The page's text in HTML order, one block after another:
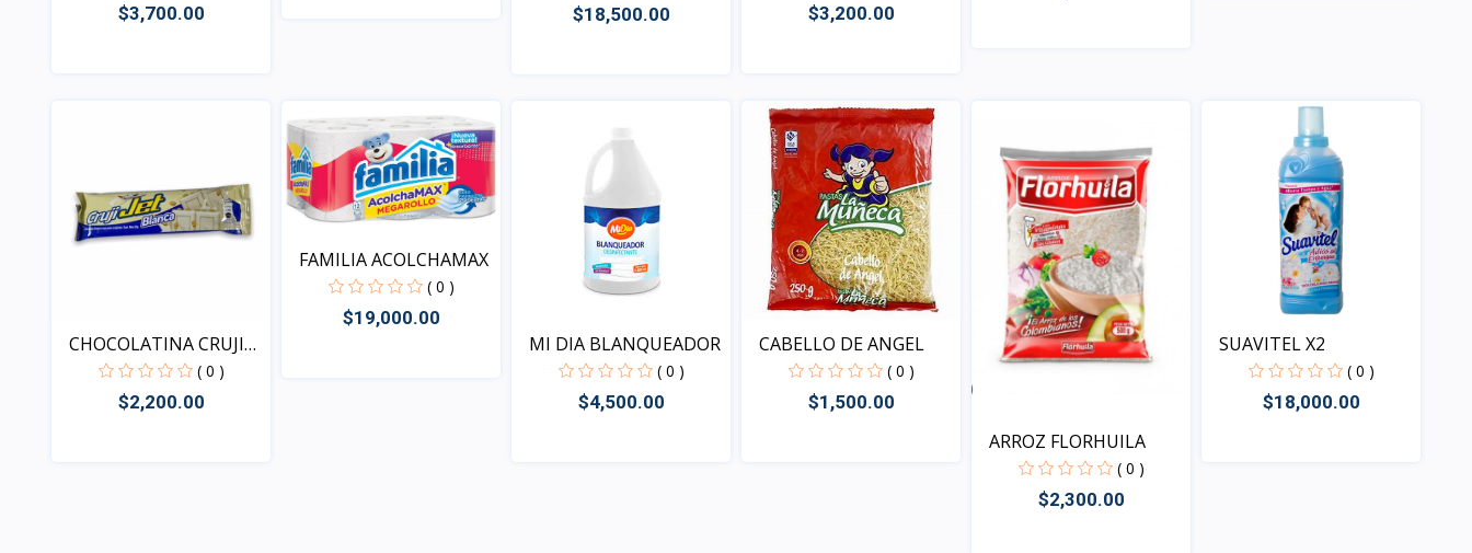
$3,700.00 $18,500.00 $3,200.00
CHOCOLATINA CRUJI
JET B...
( 0 )
$2,200.00
FAMILIA ACOLCHAMAX
( 0 )
$19,000.00
MI DIA BLANQUEADOR
( 0 )
$4,500.00
CABELLO DE ANGEL
( 0 )
$1,500.00
ARROZ FLORHUILA
( 0 )
$2,300.00
SUAVITEL X2
( 0 )
$18,000.00